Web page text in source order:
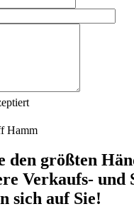
den größten
Verkaufs- und
sich auf Sie!